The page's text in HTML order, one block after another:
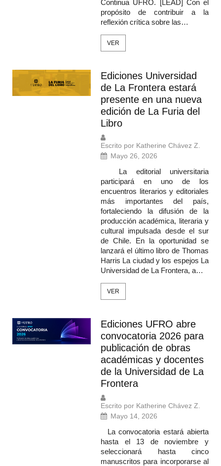
Continua UFRO. [LEAD] Con el
propósito de contribuir a la
reflexión crítica sobre las…
VER
Ediciones Universidad
de La Frontera estará
presente en una nueva
edición de La Furia del
Libro
Escrito por Katherine Chávez Z.
Mayo 26, 2026
La editorial universitaria
participará en uno de los
encuentros literarios y editoriales
más importantes del país,
fortaleciendo la difusión de la
producción académica, literaria y
cultural impulsada desde el sur
de Chile. En la oportunidad se
lanzará el último libro de Thomas
Harris La ciudad y los espejos La
Universidad de La Frontera, a…
VER
Ediciones UFRO abre
convocatoria 2026 para
publicación de obras
académicas y docentes
de la Universidad de La
Frontera
Escrito por Katherine Chávez Z.
Mayo 14, 2026
La convocatoria estará abierta
hasta el 13 de noviembre y
seleccionará hasta cinco
manuscritos para incorporarse al